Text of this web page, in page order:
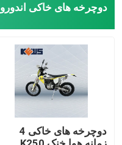
دوچرخه های خاکی اندورو
دوچرخه های خاکی 4